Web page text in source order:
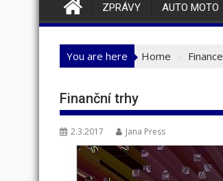
ZPRÁVY AUTO MOTO
You are here Home Finance
Finanční trhy
2.3.2017 Jana Press